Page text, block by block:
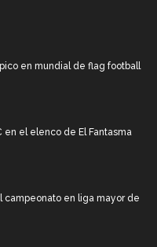
en mundial de flag football
en el elenco de El Fantasma
campeonato en liga mayor de